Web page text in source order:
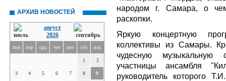
АРХИВ НОВОСТЕЙ
август
2026
пон втр срд чет пят суб вск
1 2
3 4 5 6 7 8 9
народом г. Самара, о чем
раскопки.
Яркую концертную
коллективы из Самары.
чудесную музыкальную
участницы ансамбля
руководитель которого